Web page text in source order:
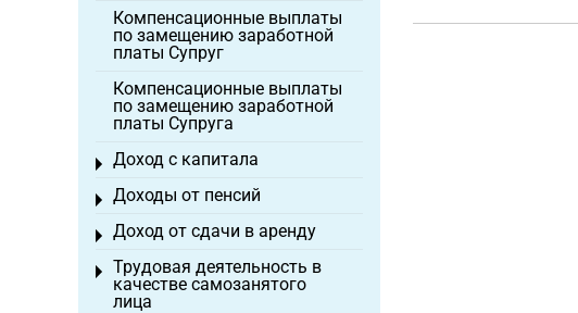
Компенсационные выплаты
по замещению заработной
платы Супруг
Компенсационные выплаты
по замещению заработной
платы Супруга
Доход с капитала
Toggle menu
Доходы от пенсий
Toggle menu
Доход от сдачи в аренду
Toggle menu
Трудовая деятельность в
качестве самозанятого
лица
Toggle menu